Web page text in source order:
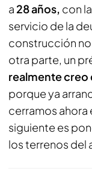
a 28 años, con
servicio de la
construcción
otra parte, un
realmente creo
porque ya
cerramos ahora
siguiente es
los terrenos del